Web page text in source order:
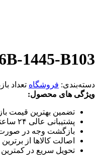
1445-B103
دسته‌بندی: فروشگاه تعداد
ویژگی های محصول:
تضمین بهترین قیمت
پشتیبانی عالی ۲۴ ساعته، ۷ روز هفته
بازگشت وجه در
اصالت کالاها از برترین
تحویل سریع در